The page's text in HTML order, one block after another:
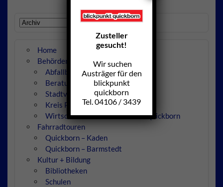
Home
Behörden
Abfallbeseitigung
Beratungsstellen
Stadtverwaltung
Kreis Pinneberg
Wirtschaftsbetriebe der Stadt Quickborn
Fahrradtouren
Quickborn – Kaden
Quickborn – Barmstedt
Kultur + Bildung
Bibliotheken
Schulen
Zusteller
gesucht!
Wir suchen
Austräger für den
blickpunkt
quickborn
Tel. 04106 / 3439